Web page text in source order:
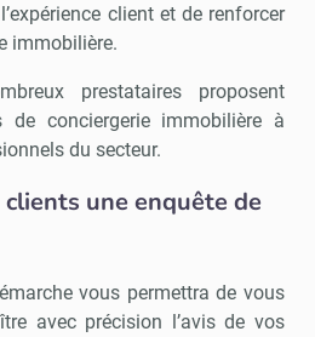
client et de renforcer
immobilière.
prestataires proposent
de conciergerie immobilière à
du secteur.
une enquête de
vous permettra de vous
avec précision l’avis de vos